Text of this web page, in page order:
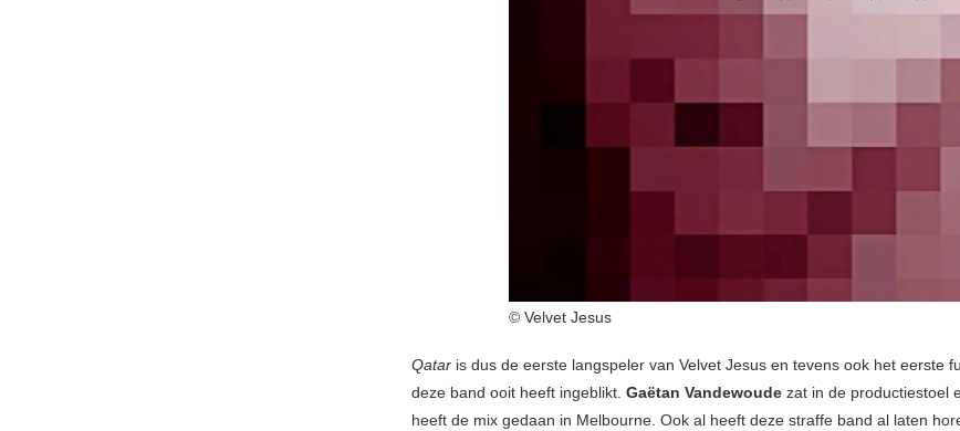
© Velvet Jesus
Qatar is dus de eerste langspeler van Velvet Jesus en tevens ook het eerste
deze band ooit heeft ingeblikt. Gaëtan Vandewoude zat in de productiestoel
heeft de mix gedaan in Melbourne. Ook al heeft deze straffe band al laten